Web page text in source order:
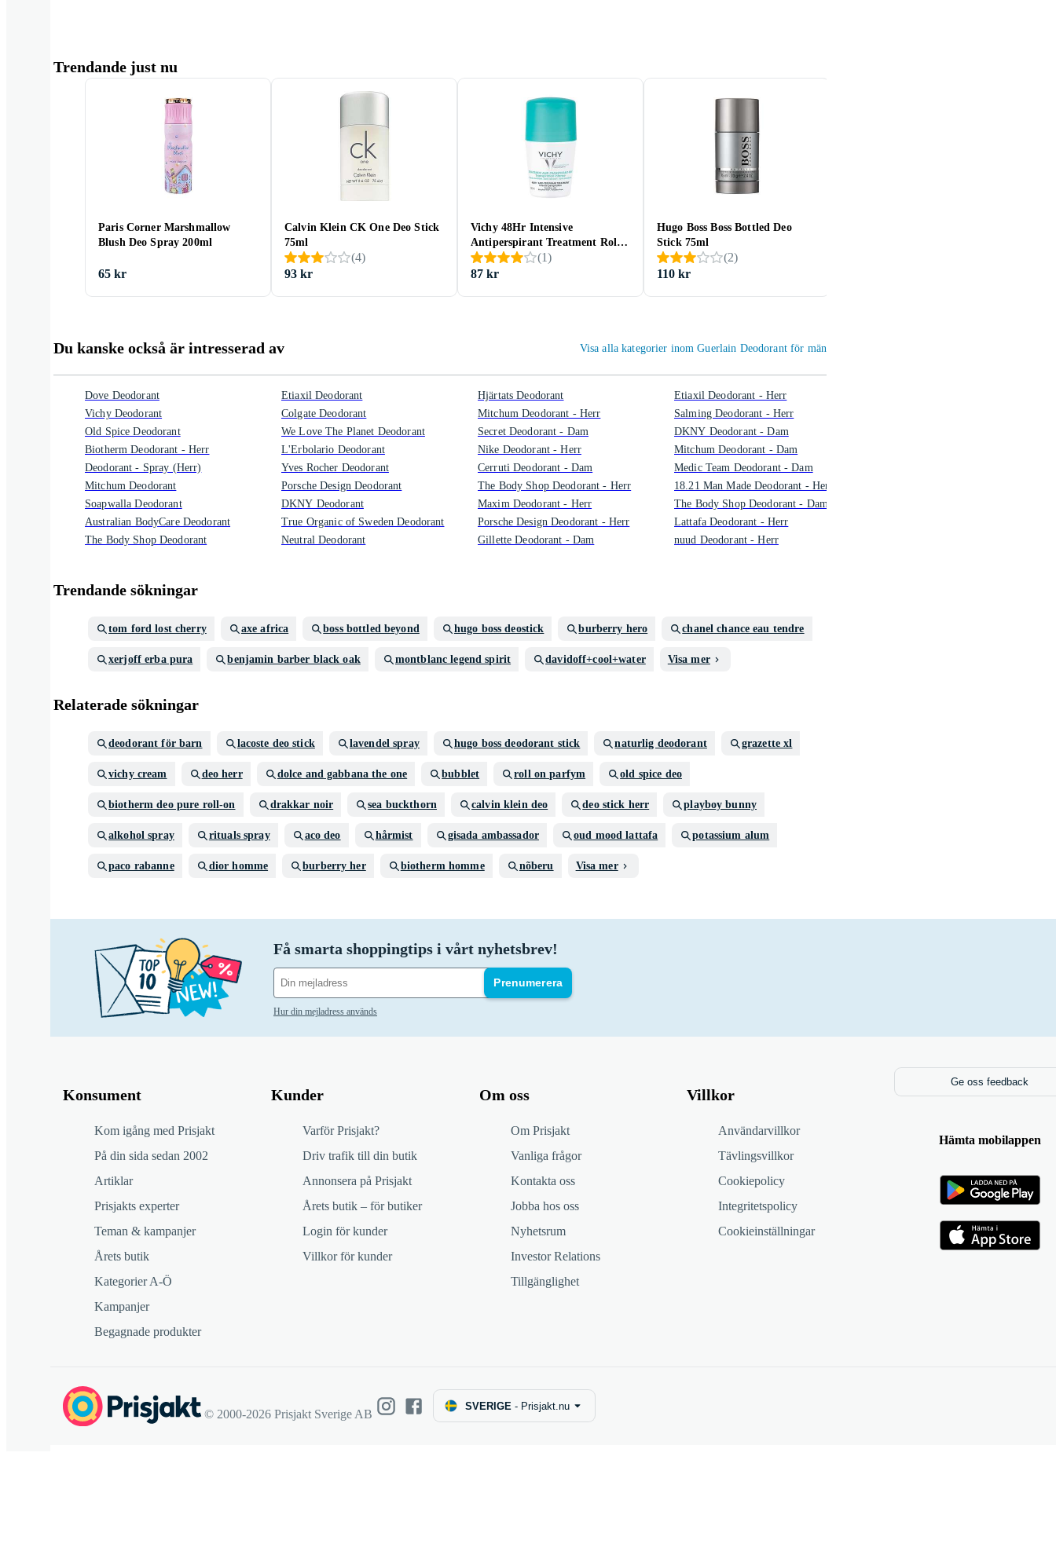
Trendande just nu
Paris Corner Marshmallow
Blush Deo Spray 200ml
65 kr
Calvin Klein CK One Deo Stick
75ml
(4)
93 kr
Vichy 48Hr Intensive
Antiperspirant Treatment Roll-
On 50ml
(1)
87 kr
Hugo Boss Boss Bottled Deo
Stick 75ml
(2)
110 kr
Du kanske också är intresserad av Visa alla kategorier inom Guerlain Deodorant för män
Dove Deodorant
Vichy Deodorant
Old Spice Deodorant
Biotherm Deodorant - Herr
Deodorant - Spray (Herr)
Mitchum Deodorant
Soapwalla Deodorant
Australian BodyCare Deodorant
The Body Shop Deodorant
Etiaxil Deodorant
Colgate Deodorant
We Love The Planet Deodorant
L'Erbolario Deodorant
Yves Rocher Deodorant
Porsche Design Deodorant
DKNY Deodorant
True Organic of Sweden Deodorant
Neutral Deodorant
Hjärtats Deodorant
Mitchum Deodorant - Herr
Secret Deodorant - Dam
Nike Deodorant - Herr
Cerruti Deodorant - Dam
The Body Shop Deodorant - Herr
Maxim Deodorant - Herr
Porsche Design Deodorant - Herr
Gillette Deodorant - Dam
Etiaxil Deodorant - Herr
Salming Deodorant - Herr
DKNY Deodorant - Dam
Mitchum Deodorant - Dam
Medic Team Deodorant - Dam
18.21 Man Made Deodorant - Herr
The Body Shop Deodorant - Dam
Lattafa Deodorant - Herr
nuud Deodorant - Herr
Trendande sökningar
tom ford lost cherry axe africa boss bottled beyond hugo boss deostick burberry hero chanel chance eau tendre
xerjoff erba pura benjamin barber black oak montblanc legend spirit davidoff+cool+water Visa mer
Relaterade sökningar
deodorant för barn lacoste deo stick lavendel spray hugo boss deodorant stick naturlig deodorant grazette xl
vichy cream deo herr dolce and gabbana the one bubblet roll on parfym old spice deo
biotherm deo pure roll-on drakkar noir sea buckthorn calvin klein deo deo stick herr playboy bunny
alkohol spray rituals spray aco deo hårmist gisada ambassador oud mood lattafa potassium alum
paco rabanne dior homme burberry her biotherm homme nõberu Visa mer
Få smarta shoppingtips i vårt nyhetsbrev!
Prenumerera
Hur din mejladress används
Konsument
Kom igång med Prisjakt
På din sida sedan 2002
Artiklar
Prisjakts experter
Teman & kampanjer
Årets butik
Kategorier A-Ö
Kampanjer
Begagnade produkter
Kunder
Varför Prisjakt?
Driv trafik till din butik
Annonsera på Prisjakt
Årets butik – för butiker
Login för kunder
Villkor för kunder
Om oss
Om Prisjakt
Vanliga frågor
Kontakta oss
Jobba hos oss
Nyhetsrum
Investor Relations
Tillgänglighet
Villkor
Användarvillkor
Tävlingsvillkor
Cookiepolicy
Integritetspolicy
Cookieinställningar
Ge oss feedback
Hämta mobilappen
© 2000-2026 Prisjakt Sverige AB
SVERIGE - Prisjakt.nu